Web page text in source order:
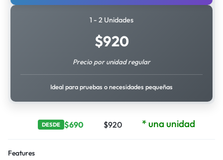
1 - 2 Unidades
$920
Precio por unidad regular
Ideal para pruebas o necesidades pequeñas
DESDE $690 $920 * una unidad
Features